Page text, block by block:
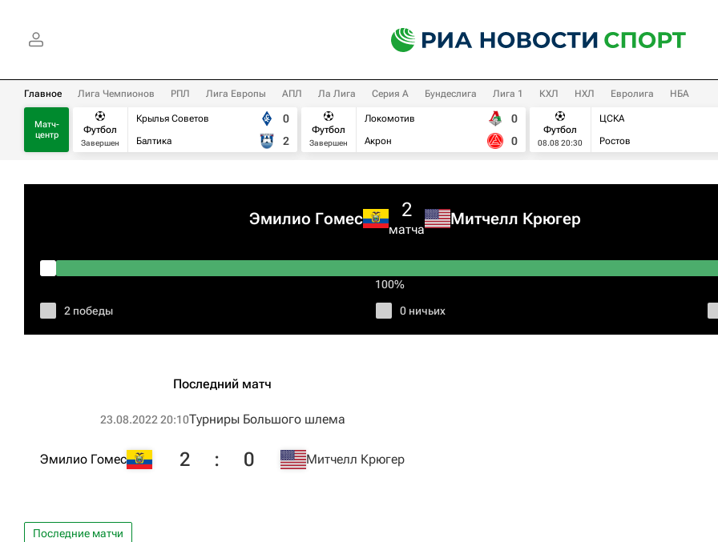
Главное Лига Чемпионов РПЛ Лига Европы АПЛ Ла Лига Серия А Бундеслига Лига 1 КХЛ НХЛ Евролига НБА
Матч-
центр
Футбол
Завершен
Крылья Советов
Балтика
0
2
Футбол
Завершен
Локомотив
Акрон
0
0
Футбол
08.08 20:30
ЦСКА
Ростов
Эмилио Гомес 2
матча
Митчелл Крюгер
100%
2 победы 0 ничьих
Последний матч
23.08.2022 20:10Турниры Большого шлема
Эмилио Гомес 2 : 0 Митчелл Крюгер
Последние матчи